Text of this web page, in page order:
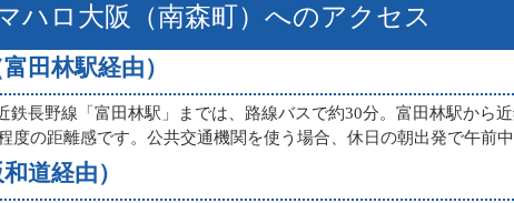
ハロ大阪（南森町）へのアクセス
田林駅経由）
鉄長野線「富田林駅」までは、路線バスで約30分。富田林駅から
度の距離感です。公共交通機関を使う場合、休日の朝出発で午前
道経由）